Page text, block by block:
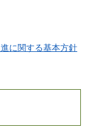
に関する基本方針